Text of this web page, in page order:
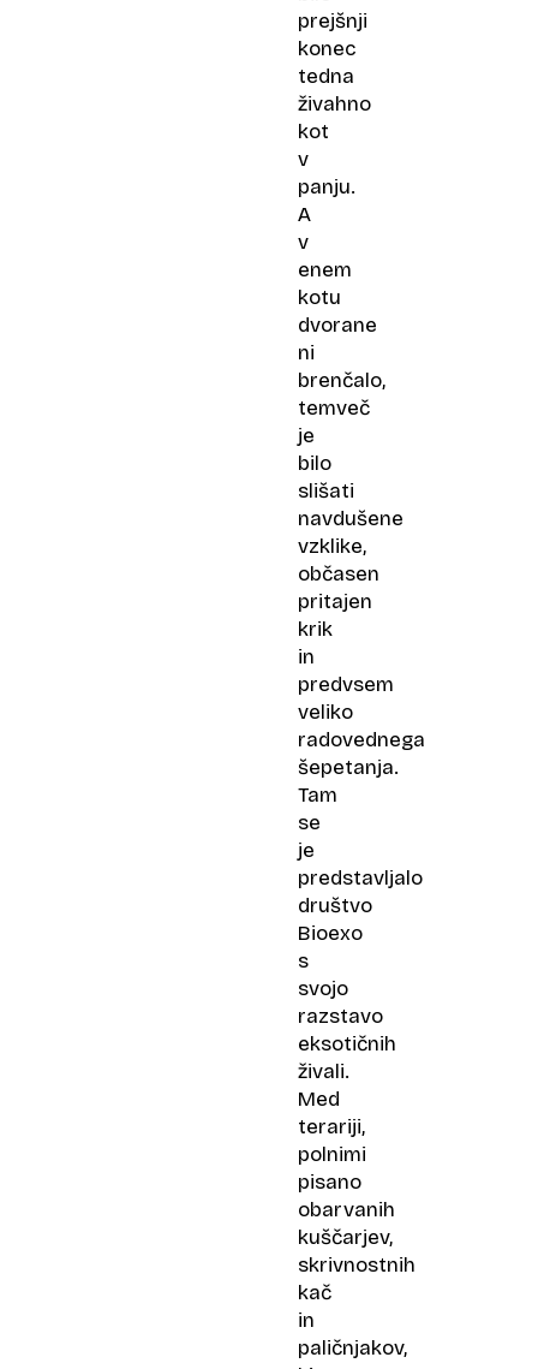
prejšnji
konec
tedna
živahno
kot
v
panju.
A
v
enem
kotu
dvorane
ni
brenčalo,
temveč
je
bilo
slišati
navdušene
vzklike,
občasen
pritajen
krik
in
predvsem
veliko
radovednega
šepetanja.
Tam
se
je
predstavljalo
društvo
Bioexo
s
svojo
razstavo
eksotičnih
živali.
Med
terariji,
polnimi
pisano
obarvanih
kuščarjev,
skrivnostnih
kač
in
paličnjakov,